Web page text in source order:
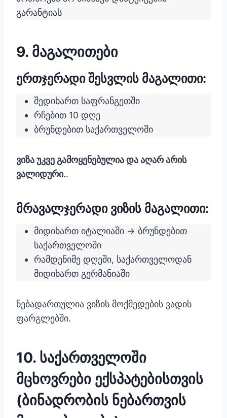
გარანტიას
9. მაგალითები
ერთჯერადი შესვლის მაგალითი:
შედიხართ საფრანგეთში
რჩებით 10 დღე
ბრუნდებით საქართველოში
ვიზა უკვე გამოყენებულია და აღარ არის
ვალიდური..
მრავალჯერადი ვიზის მაგალითი:
მიდიხართ იტალიაში → ბრუნდებით
საქართველოში
რამდენიმე დღეში, საქართველოდან
მიდიხართ გერმანიაში
ნებადართულია ვიზის მოქმედების ვადის
ფარგლებში.
10. საქართველოში
მცხოვრები ექსპატებისთვის
(ბინადრობის ნებართვის